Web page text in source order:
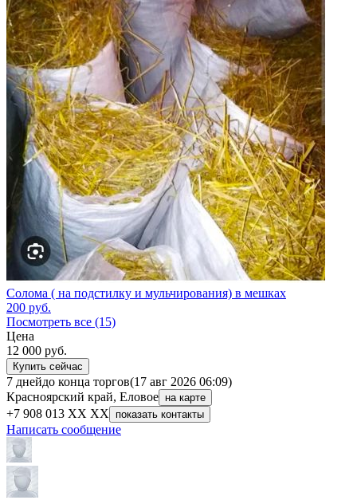
Солома ( на подстилку и мульчирования) в мешках
200 руб.
Посмотреть все (15)
Цена
12 000 руб.
Купить сейчас
7 днейдо конца торгов(17 авг 2026 06:09)
Красноярский край, Еловое на карте
+7 908 013 XX XX показать контакты
Написать сообщение